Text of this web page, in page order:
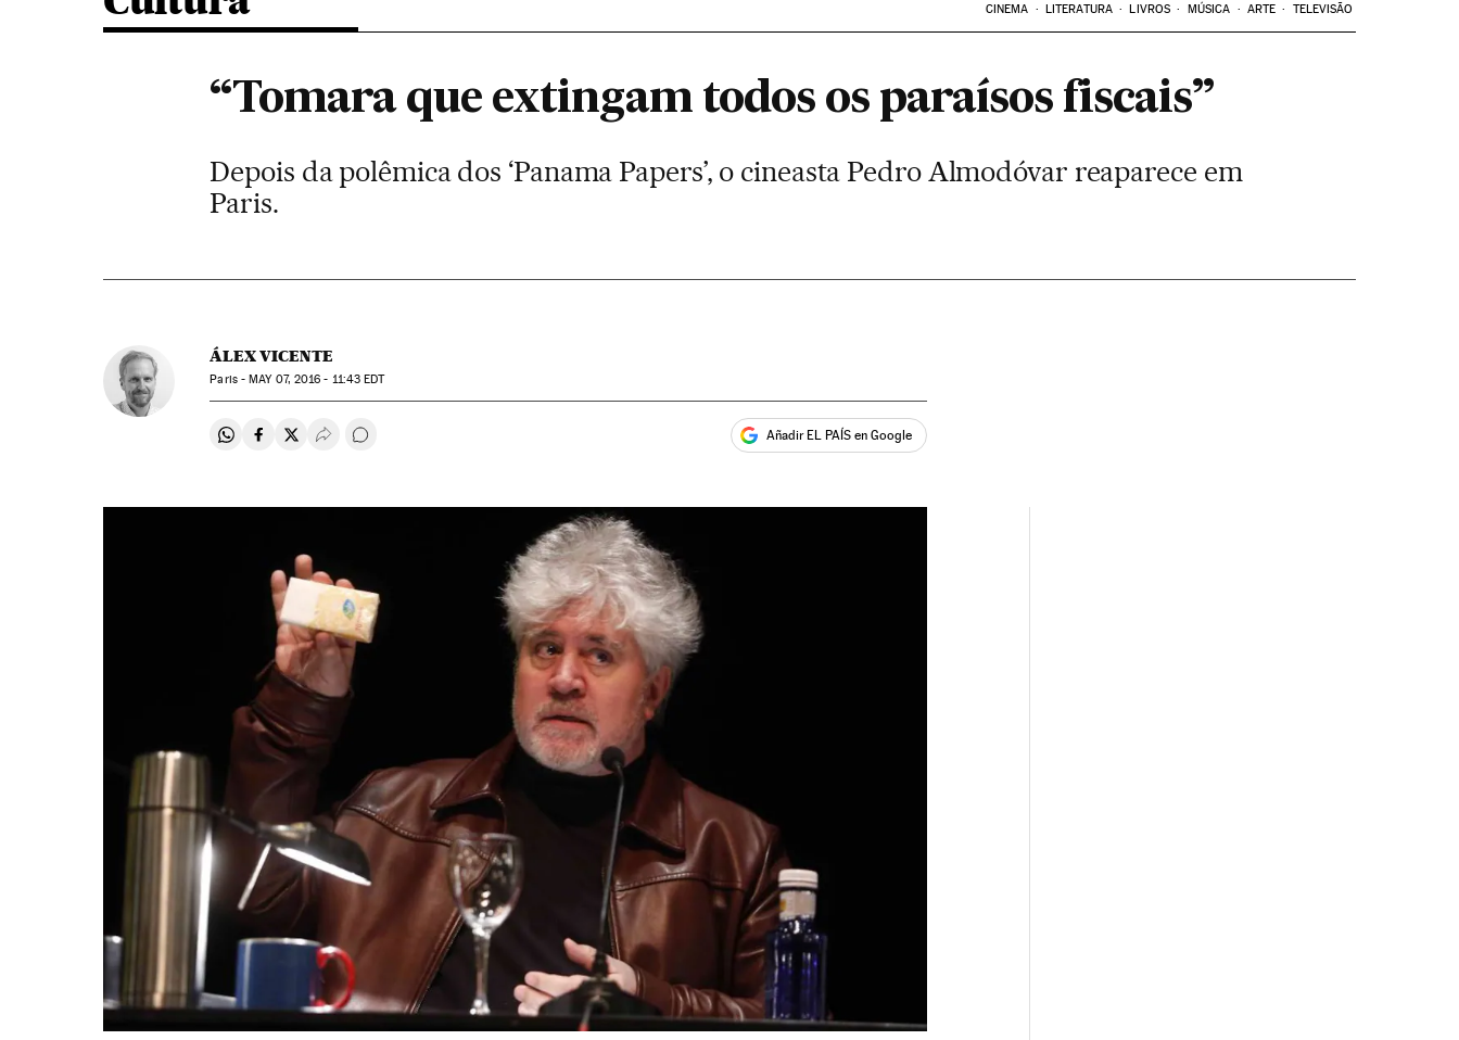
CINEMA LITERATURA LIVROS MÚSICA ARTE TELEVISÃO
“Tomara que extingam todos os paraísos fiscais”
Depois da polêmica dos ‘Panama Papers’, o cineasta Pedro Almodóvar reaparece em
Paris.
ÁLEX VICENTE
Paris -MAY07, 2016 - 11:43 EDT
Compartir en Whatsapp
Compartir en Facebook
Compartir en Twitter
Desplegar Redes Sociales
Comentários Añadir EL PAÍS en Google